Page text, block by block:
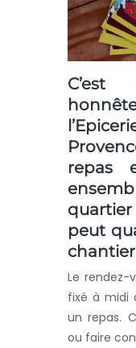
C’est
repas
peut
Le rendez-
fixé à midi
un repas.
ou faire